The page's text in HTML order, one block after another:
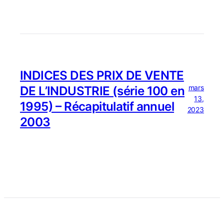
INDICES DES PRIX DE VENTE
DE L’INDUSTRIE (série 100 en
1995) – Récapitulatif annuel
2003
mars
13,
2023